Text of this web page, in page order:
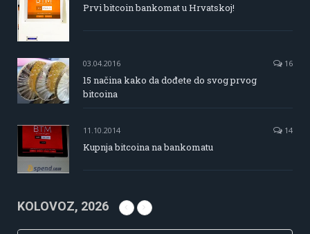
Prvi bitcoin bankomat u Hrvatskoj!
03.04.2016 16
15 načina kako da dođete do svog prvog
bitcoina
11.10.2014 14
Kupnja bitcoina na bankomatu
KOLOVOZ, 2026